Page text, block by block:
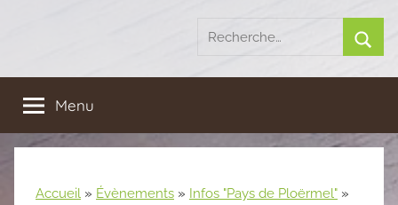
Recherche
:
Menu
Accueil » Évènements » Infos "Pays de Ploërmel" »